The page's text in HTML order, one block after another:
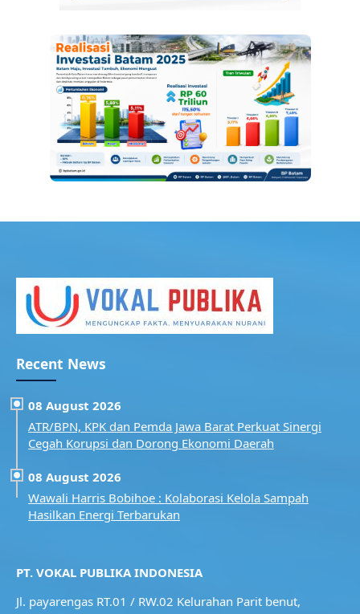
Recent News
08 August 2026
ATR/BPN, KPK dan Pemda Jawa Barat Perkuat Sinergi
Cegah Korupsi dan Dorong Ekonomi Daerah
08 August 2026
Wawali Harris Bobihoe : Kolaborasi Kelola Sampah
Hasilkan Energi Terbarukan
PT. VOKAL PUBLIKA INDONESIA
Jl. payarengas RT.01 / RW.02 Kelurahan Parit benut,